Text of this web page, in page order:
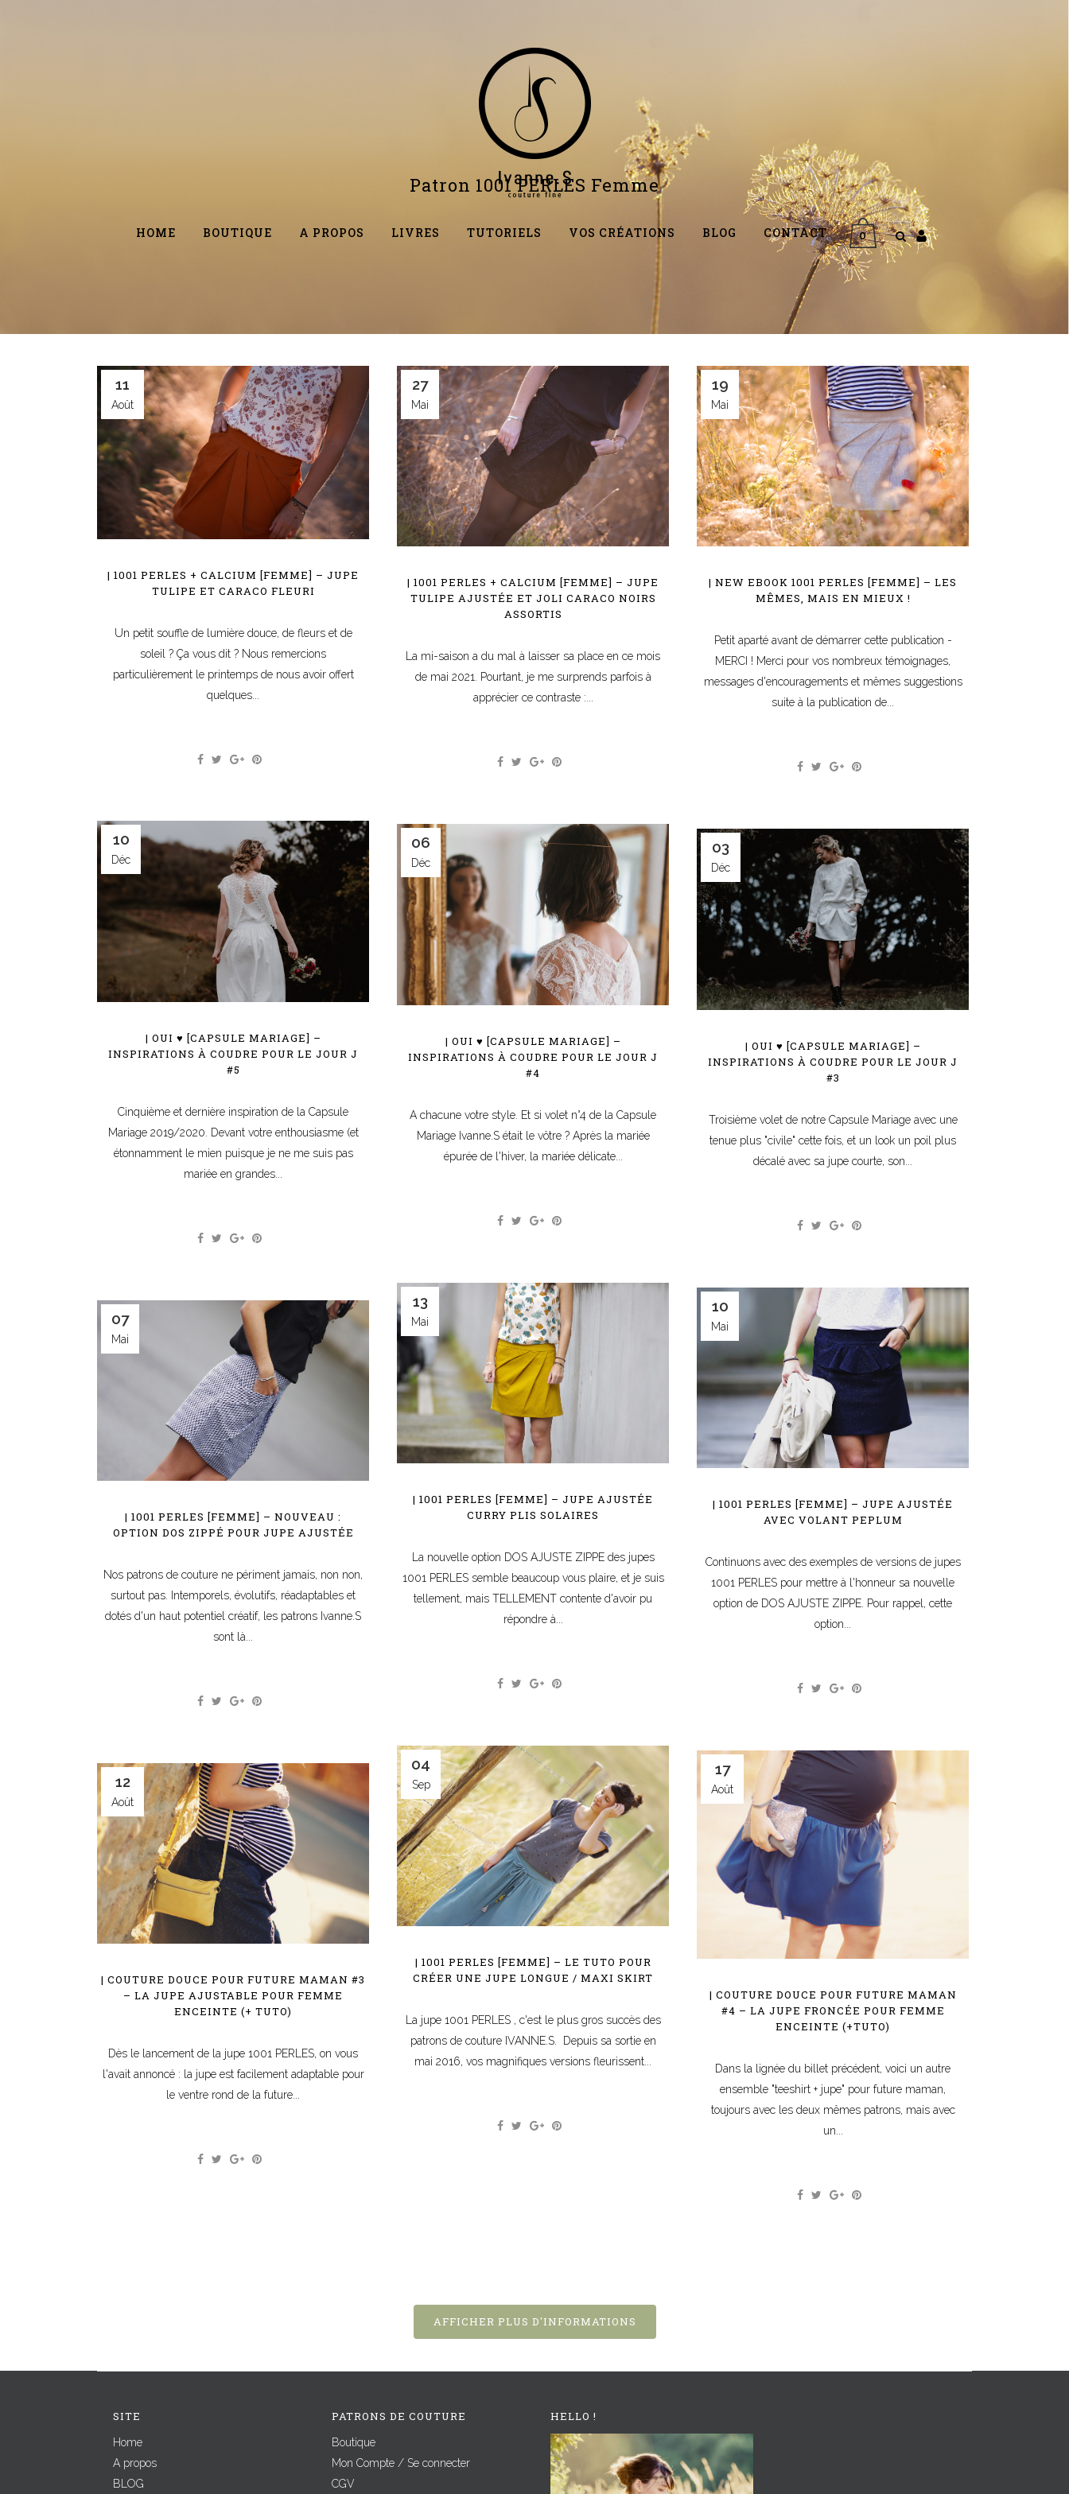
HOME BOUTIQUE A PROPOS LIVRES TUTORIELS VOS CRÉATIONS BLOG CONTACT 0
Patron 1001 PERLES Femme
11
Août
| 1001 PERLES + CALCIUM [FEMME] – JUPE
TULIPE ET CARACO FLEURI
Un petit souffle de lumière douce, de fleurs et de
soleil ? Ça vous dit ? Nous remercions
particulièrement le printemps de nous avoir offert
quelques...
27
Mai
| 1001 PERLES + CALCIUM [FEMME] – JUPE
TULIPE AJUSTÉE ET JOLI CARACO NOIRS
ASSORTIS
La mi-saison a du mal à laisser sa place en ce mois
de mai 2021. Pourtant, je me surprends parfois à
apprécier ce contraste :...
19
Mai
| NEW EBOOK 1001 PERLES [FEMME] – LES
MÊMES, MAIS EN MIEUX !
Petit aparté avant de démarrer cette publication -
MERCI ! Merci pour vos nombreux témoignages,
messages d'encouragements et mêmes suggestions
suite à la publication de...
10
Déc
| OUI ♥ [CAPSULE MARIAGE] –
INSPIRATIONS À COUDRE POUR LE JOUR J
#5
Cinquième et dernière inspiration de la Capsule
Mariage 2019/2020. Devant votre enthousiasme (et
étonnamment le mien puisque je ne me suis pas
mariée en grandes...
06
Déc
| OUI ♥ [CAPSULE MARIAGE] –
INSPIRATIONS À COUDRE POUR LE JOUR J
#4
A chacune votre style. Et si volet n°4 de la Capsule
Mariage Ivanne.S était le vôtre ? Après la mariée
épurée de l'hiver, la mariée délicate...
03
Déc
| OUI ♥ [CAPSULE MARIAGE] –
INSPIRATIONS À COUDRE POUR LE JOUR J
#3
Troisième volet de notre Capsule Mariage avec une
tenue plus "civile" cette fois, et un look un poil plus
décalé avec sa jupe courte, son...
13
Mai
| 1001 PERLES [FEMME] – JUPE AJUSTÉE
CURRY PLIS SOLAIRES
La nouvelle option DOS AJUSTE ZIPPE des jupes
1001 PERLES semble beaucoup vous plaire, et je suis
tellement, mais TELLEMENT contente d'avoir pu
répondre à...
10
Mai
| 1001 PERLES [FEMME] – JUPE AJUSTÉE
AVEC VOLANT PEPLUM
Continuons avec des exemples de versions de jupes
1001 PERLES pour mettre à l'honneur sa nouvelle
option de DOS AJUSTE ZIPPE. Pour rappel, cette
option...
07
Mai
| 1001 PERLES [FEMME] – NOUVEAU :
OPTION DOS ZIPPÉ POUR JUPE AJUSTÉE
Nos patrons de couture ne périment jamais, non non,
surtout pas. Intemporels, évolutifs, réadaptables et
dotés d'un haut potentiel créatif, les patrons Ivanne.S
sont là...
04
Sep
| 1001 PERLES [FEMME] – LE TUTO POUR
CRÉER UNE JUPE LONGUE / MAXI SKIRT
La jupe 1001 PERLES , c'est le plus gros succès des
patrons de couture IVANNE.S. Depuis sa sortie en
mai 2016, vos magnifiques versions fleurissent...
17
Août
| COUTURE DOUCE POUR FUTURE MAMAN
#4 – LA JUPE FRONCÉE POUR FEMME
ENCEINTE (+TUTO)
Dans la lignée du billet précédent, voici un autre
ensemble "teeshirt + jupe" pour future maman,
toujours avec les deux mêmes patrons, mais avec
un...
12
Août
| COUTURE DOUCE POUR FUTURE MAMAN #3
– LA JUPE AJUSTABLE POUR FEMME
ENCEINTE (+ TUTO)
Dès le lancement de la jupe 1001 PERLES, on vous
l'avait annoncé : la jupe est facilement adaptable pour
le ventre rond de la future...
AFFICHER PLUS D'INFORMATIONS
SITE
Home
A propos
BLOG
PATRONS DE COUTURE
Boutique
Mon Compte / Se connecter
CGV
HELLO !